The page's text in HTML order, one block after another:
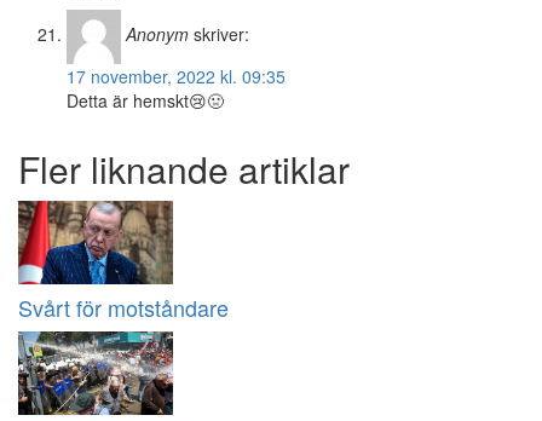
Anonym skriver:
17 november, 2022 kl. 09:35
Detta är hemskt😢🤢
Fler liknande artiklar
Svårt för motståndare